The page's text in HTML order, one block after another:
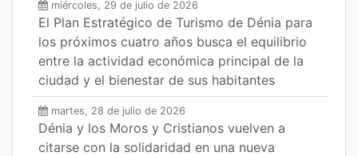
miércoles, 29 de julio de 2026
El Plan Estratégico de Turismo de Dénia para
los próximos cuatro años busca el equilibrio
entre la actividad económica principal de la
ciudad y el bienestar de sus habitantes
martes, 28 de julio de 2026
Dénia y los Moros y Cristianos vuelven a
citarse con la solidaridad en una nueva